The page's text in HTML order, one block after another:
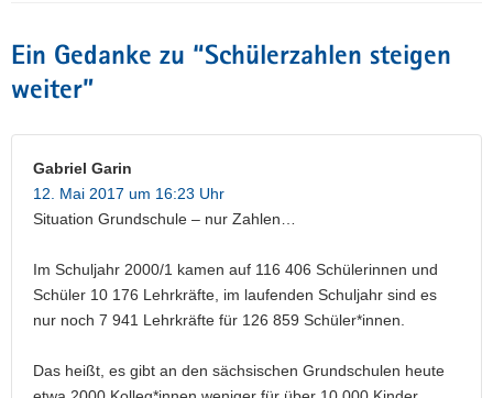
Ein Gedanke zu “Schülerzahlen steigen
weiter”
Gabriel Garin
12. Mai 2017 um 16:23 Uhr
Situation Grundschule – nur Zahlen…
Im Schuljahr 2000/1 kamen auf 116 406 Schülerinnen und
Schüler 10 176 Lehrkräfte, im laufenden Schuljahr sind es
nur noch 7 941 Lehrkräfte für 126 859 Schüler*innen.
Das heißt, es gibt an den sächsischen Grundschulen heute